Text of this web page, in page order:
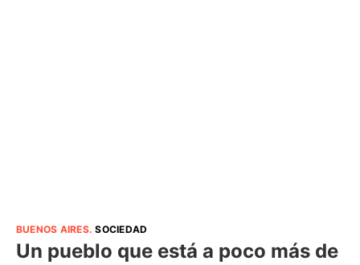
BUENOS AIRES.SOCIEDAD
Un pueblo que está a poco más de